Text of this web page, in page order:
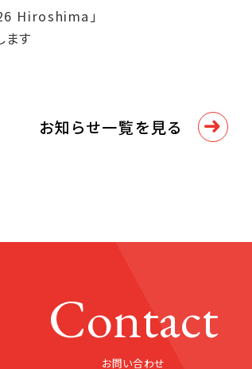
Hiroshima」
ます
お知らせ一覧を見る
Contact
お問い合わせ